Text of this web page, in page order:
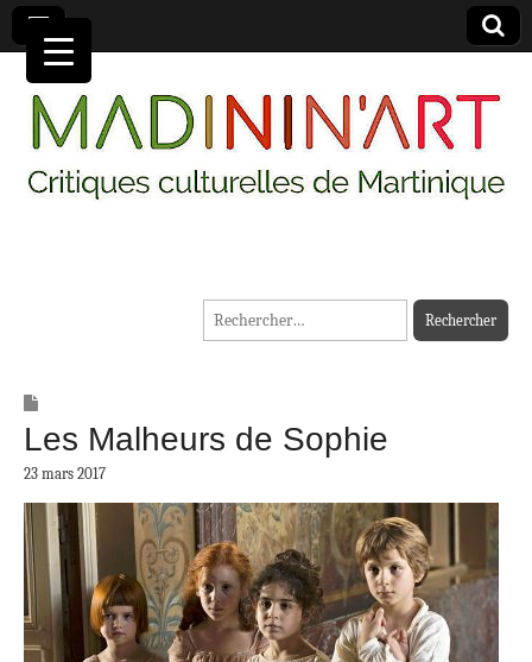
MADININ'ART
Rechercher :
Les Malheurs de Sophie
23 mars 2017